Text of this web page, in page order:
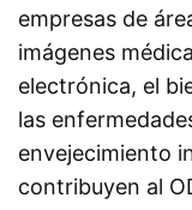
empresas de
imágenes
electrónica, el
las
envejecimiento
contribuyen al